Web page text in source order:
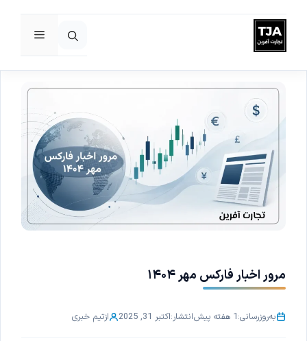
پرش
به
فهرست
مرور اخبار فارکس مهر ۱۴۰۴
به‌روزرسانی:1 هفته پیش انتشار:اکتبر 31, 2025 ازتیم خبری